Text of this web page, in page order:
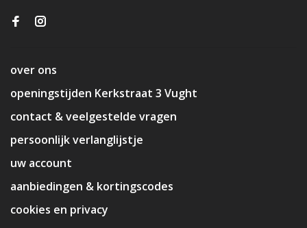
over ons
openingstijden Kerkstraat 3 Vught
contact & veelgestelde vragen
persoonlijk verlanglijstje
uw account
aanbiedingen & kortingscodes
cookies en privacy